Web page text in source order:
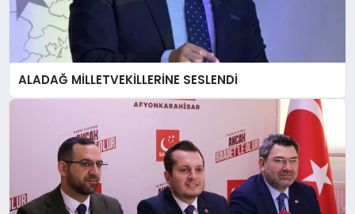
ALADAĞ MİLLETVEKİLLERİNE SESLENDİ